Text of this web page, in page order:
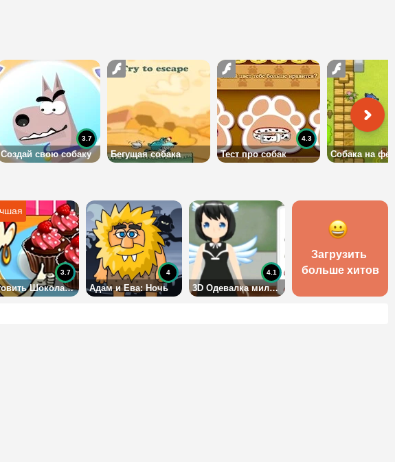
Создай свою собаку
3.7
Бегущая собака Тест про собак
4.3
Собака на
Готовить Шоколадные кексы: Кухня Сары
3.7
Адам и Ева: Ночь
4
3D Одевалка милой школьницы 2
4.1
Загрузить
больше хитов